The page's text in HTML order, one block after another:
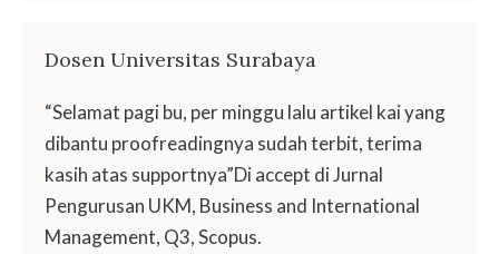
Dosen Universitas Surabaya
“Selamat pagi bu, per minggu lalu artikel kai yang
dibantu proofreadingnya sudah terbit, terima
kasih atas supportnya”Di accept di Jurnal
Pengurusan UKM, Business and International
Management, Q3, Scopus.